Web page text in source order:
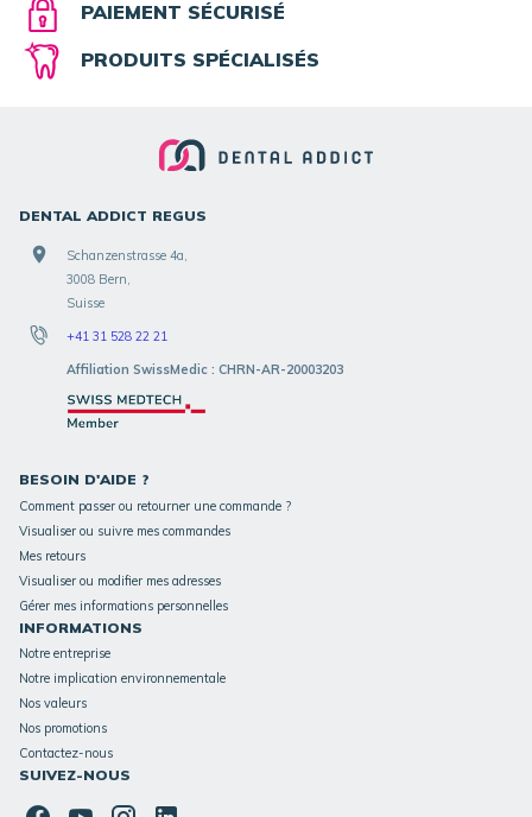
PAIEMENT SÉCURISÉ
PRODUITS SPÉCIALISÉS
DENTAL ADDICT REGUS
Schanzenstrasse 4a,
3008 Bern,
Suisse
+41 31 528 22 21
Affiliation SwissMedic : CHRN-AR-20003203
BESOIN D'AIDE ?
Comment passer ou retourner une commande ?
Visualiser ou suivre mes commandes
Mes retours
Visualiser ou modifier mes adresses
Gérer mes informations personnelles
INFORMATIONS
Notre entreprise
Notre implication environnementale
Nos valeurs
Nos promotions
Contactez-nous
SUIVEZ-NOUS